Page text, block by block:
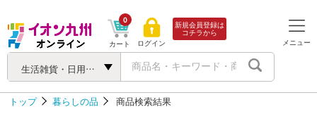
生活雑貨・日用品・サービス
カート
0
ログイン
新規会員登録は
コチラから
メニュー
トップ 暮らしの品 商品検索結果